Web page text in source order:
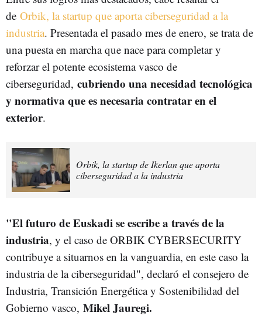
de Orbik, la startup que aporta ciberseguridad a la
industria. Presentada el pasado mes de enero, se trata de
una puesta en marcha que nace para completar y
reforzar el potente ecosistema vasco de
ciberseguridad, cubriendo una necesidad tecnológica
y normativa que es necesaria contratar en el
exterior.
Orbik, la startup de Ikerlan que aporta
ciberseguridad a la industria
"El futuro de Euskadi se escribe a través de la
industria, y el caso de ORBIK CYBERSECURITY
contribuye a situarnos en la vanguardia, en este caso la
industria de la ciberseguridad", declaró el consejero de
Industria, Transición Energética y Sostenibilidad del
Gobierno vasco, Mikel Jauregi.